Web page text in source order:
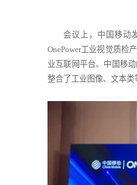
会议上，中国移动
OnePower工业视觉质检
业互联网平台、中国移
整合了工业图像、文本类